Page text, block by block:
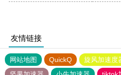
友情链接
网站地图 QuickQ 旋风加速度